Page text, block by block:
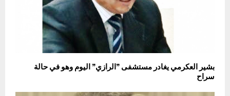
بشير العكرمي يغادر مستشفى ”الرازي” اليوم وهو في حالة
سراح